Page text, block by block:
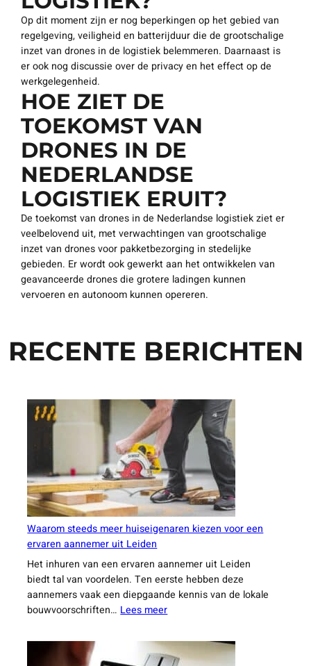
Op dit moment zijn er nog beperkingen op het gebied van
regelgeving, veiligheid en batterijduur die de grootschalige
inzet van drones in de logistiek belemmeren. Daarnaast is
er ook nog discussie over de privacy en het effect op de
werkgelegenheid.
HOE ZIET DE
TOEKOMST VAN
DRONES IN DE
NEDERLANDSE
LOGISTIEK ERUIT?
De toekomst van drones in de Nederlandse logistiek ziet er
veelbelovend uit, met verwachtingen van grootschalige
inzet van drones voor pakketbezorging in stedelijke
gebieden. Er wordt ook gewerkt aan het ontwikkelen van
geavanceerde drones die grotere ladingen kunnen
vervoeren en autonoom kunnen opereren.
RECENTE BERICHTEN
Waarom steeds meer huiseigenaren kiezen voor een
ervaren aannemer uit Leiden
Het inhuren van een ervaren aannemer uit Leiden
biedt tal van voordelen. Ten eerste hebben deze
aannemers vaak een diepgaande kennis van de lokale
bouwvoorschriften…Lees meer:
steeds
meer